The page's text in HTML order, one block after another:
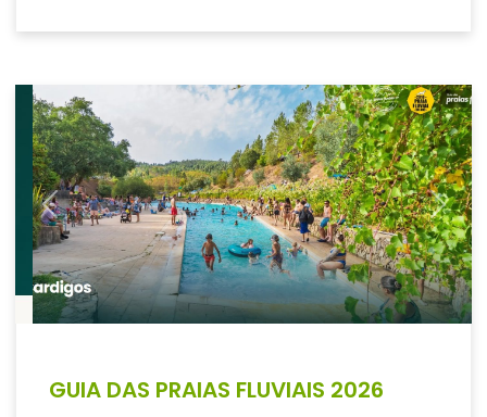
Previous Next
GUIA DAS PRAIAS FLUVIAIS 2026